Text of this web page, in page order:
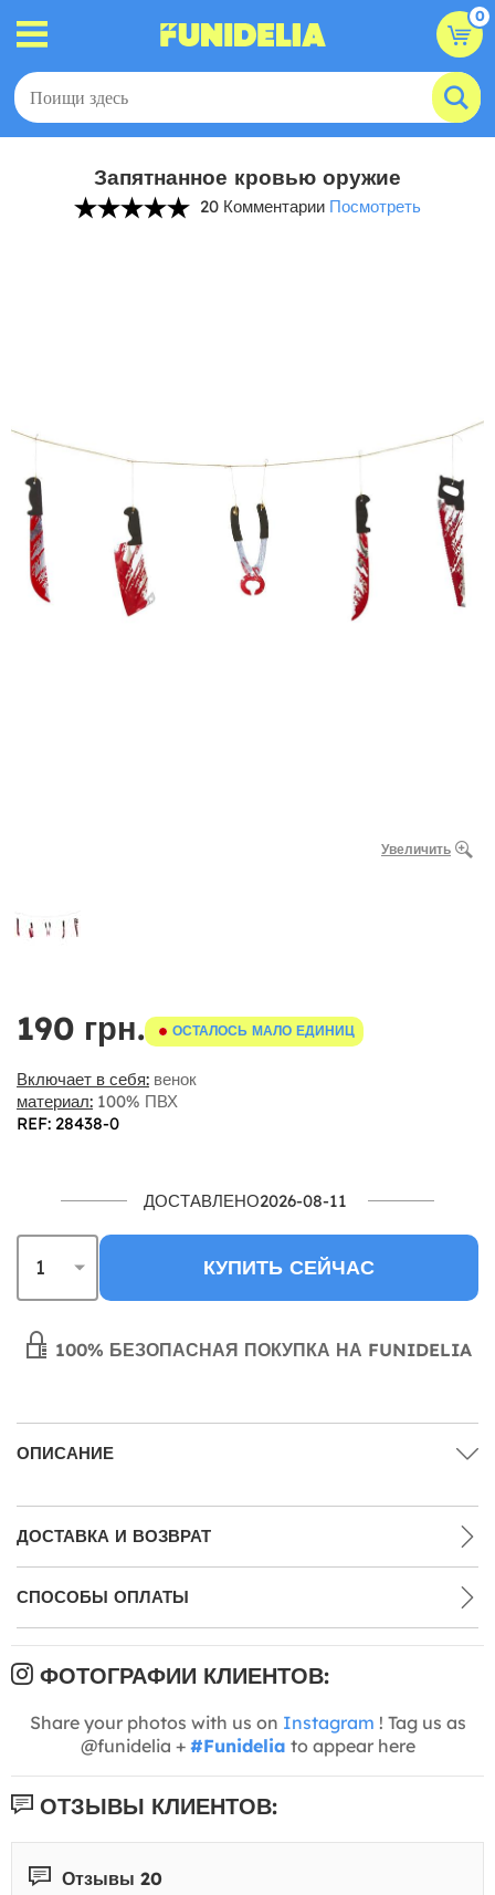
0
Запятнанное кровью оружие
20 Комментарии Посмотреть
Увеличить
190 грн. ОСТАЛОСЬ МАЛО ЕДИНИЦ
Включает в себя: венок
материал: 100% ПВХ
REF: 28438-0
ДОСТАВЛЕНО2026-08-11
КУПИТЬ СЕЙЧАС
100% БЕЗОПАСНАЯ ПОКУПКА НА FUNIDELIA
ОПИСАНИЕ
ДОСТАВКА И ВОЗВРАТ
СПОСОБЫ ОПЛАТЫ
ФОТОГРАФИИ КЛИЕНТОВ:
Share your photos with us on Instagram ! Tag us as
@funidelia + #Funidelia to appear here
ОТЗЫВЫ КЛИЕНТОВ:
Отзывы 20